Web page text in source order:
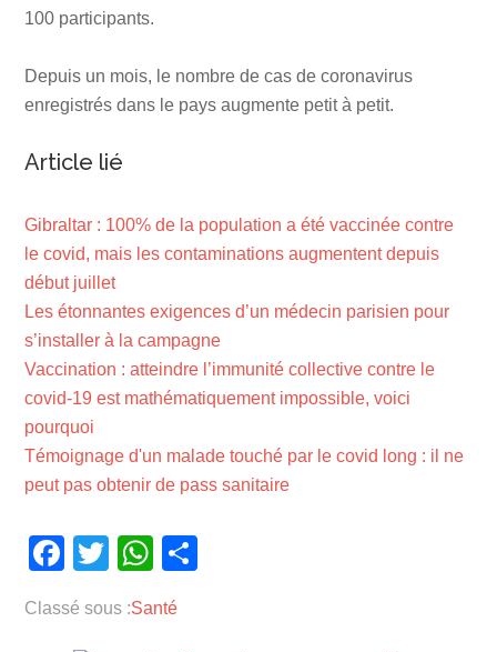
100 participants.
Depuis un mois, le nombre de cas de coronavirus
enregistrés dans le pays augmente petit à petit.
Article lié
Gibraltar : 100% de la population a été vaccinée contre
le covid, mais les contaminations augmentent depuis
début juillet
Les étonnantes exigences d’un médecin parisien pour
s’installer à la campagne
Vaccination : atteindre l’immunité collective contre le
covid-19 est mathématiquement impossible, voici
pourquoi
Témoignage d'un malade touché par le covid long : il ne
peut pas obtenir de pass sanitaire
Facebook
TwitterWhatsApp
Classé sous :Santé